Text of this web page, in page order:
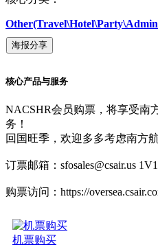
海报分享
核心产品与服务
NACSHR会员购票，将享受南
务！
回国旺季，欢迎多多考虑南方
订票邮箱：sfosales@csair.us
购票访问：https://
机票购买